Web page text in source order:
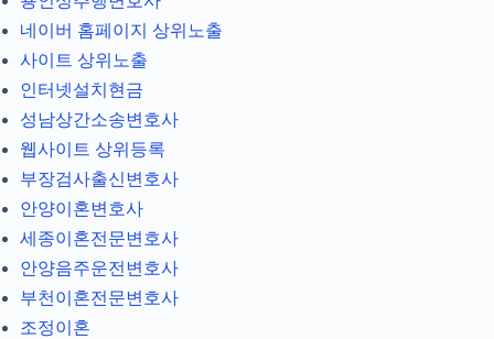
네이버 홈페이지 상위노출
사이트 상위노출
인터넷설치현금
성남상간소송변호사
웹사이트 상위등록
부장검사출신변호사
안양이혼변호사
세종이혼전문변호사
안양음주운전변호사
부천이혼전문변호사
조정이혼